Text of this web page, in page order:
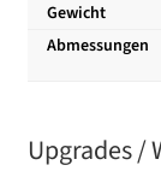
Gewicht
Abmessungen
Upgrades /